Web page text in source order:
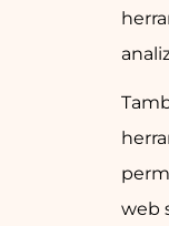
web